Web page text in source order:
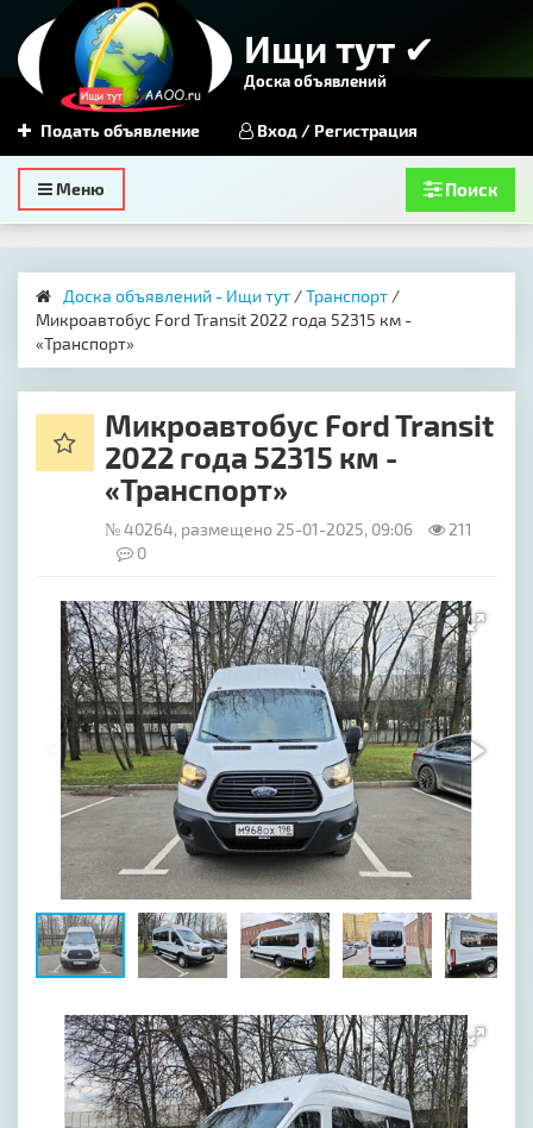
Ищи тут ✔
Доска объявлений
Подать объявление Вход / Регистрация
Toggle
navigation
Меню Поиск
Доска объявлений - Ищи тут /Транспорт /
Микроавтобус Ford Transit 2022 года 52315 км -
«Транспорт»
Микроавтобус Ford Transit
2022 года 52315 км -
«Транспорт»
№ 40264, размещено 25-01-2025, 09:06
211
0